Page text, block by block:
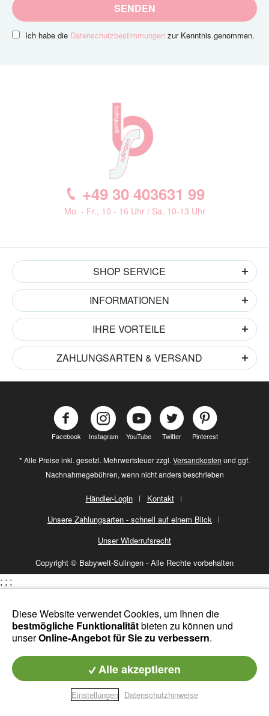
SENDEN
Ich habe die Datenschutzbestimmungen zur Kenntnis genommen.
+49 30 403631 99
Mo. - Fr., 10 - 16 Uhr / Sa. 10-13 Uhr
SHOP SERVICE
INFORMATIONEN
IHRE VORTEILE
ZAHLUNGSARTEN & VERSAND
Facebook Instagram YouTube Twitter Pinterest
* Alle Preise inkl. gesetzl. Mehrwertsteuer zzgl. Versandkosten und ggf.
Nachnahmegebühren, wenn nicht anders beschrieben
Händler-Login
Kontakt
Unsere Zahlungsarten - schnell auf einem Blick
Unser Widerrufsrecht
Copyright © Babywelt-Sulingen - Alle Rechte vorbehalten
Diese Website verwendet Cookies, um Ihnen die
bestmögliche Funktionalitätbieten zu können und
unserOnline-Angebot für Sie zu verbessern.
Alle akzeptieren
Einstellungen Datenschutzhinweise
; ; ;